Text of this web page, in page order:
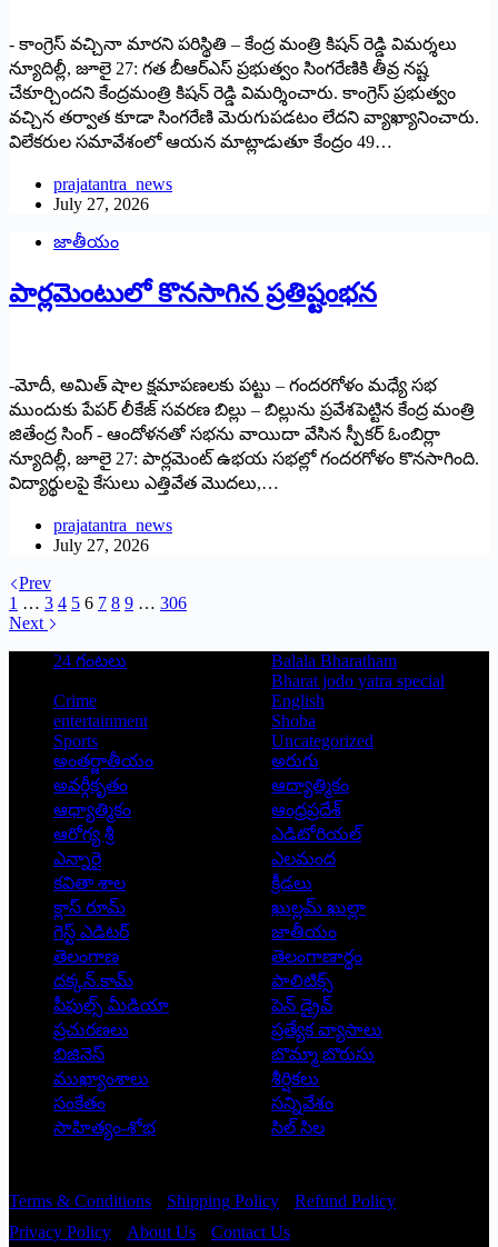
‌- కాంగ్రెస్‌ ‌వచ్చినా మారని పరిస్థితి – కేంద్ర మంత్రి కిషన్‌ ‌రెడ్డి విమర్శలు
న్యూదిల్లీ, జూలై 27: గత బీఆర్‌ఎస్‌ ‌ప్రభుత్వం సింగరేణికి తీవ్ర నష్ట
చేకూర్చిందని కేంద్రమంత్రి కిషన్‌ ‌రెడ్డి విమర్శించారు. కాంగ్రెస్‌ ‌ప్రభుత్వం
వచ్చిన తర్వాత కూడా సింగరేణి మెరుగుపడటం లేదని వ్యాఖ్యానించారు.
విలేకరుల సమావేశంలో ఆయన మాట్లాడుతూ కేంద్రం 49…
prajatantra_news
July 27, 2026
జాతీయం
పార్లమెంటులో కొనసాగిన ప్రతిష్టంభన
-మోదీ, అమిత్‌ ‌షాల క్షమాపణలకు పట్టు – గందరగోళం మధ్యే సభ
ముందుకు పేపర్‌ ‌లీకేజ్‌ ‌సవరణ బిల్లు – బిల్లును ప్రవేశపెట్టిన కేంద్ర మంత్రి
జితేంద్ర సింగ్‌ ‌- ఆందోళనతో సభను వాయిదా వేసిన స్పీకర్‌ ఓం‌బిర్లా
న్యూదిల్లీ, జూలై 27: పార్లమెంట్‌ ఉభయ సభల్లో గందరగోళం కొనసాగింది.
విద్యార్థులపై కేసులు ఎత్తివేత మొదలు,…
prajatantra_news
July 27, 2026
Prev
1 … 3 4 5 6 7 8 9 … 306
Next
24 గంటలు
Balala Bharatham
Bharat jodo yatra special
Crime
English
entertainment
Shoba
Sports
Uncategorized
అంతర్జాతీయం
అరుగు
అవర్గీకృతం
ఆద్యాత్మికం
ఆధ్యాత్మికం
ఆంధ్రప్రదేశ్
ఆరోగ్య శ్రీ
ఎడిటోరియల్
ఎన్నారై
ఎలమంద
కవితా శాల
క్రీడలు
క్లాస్ రూమ్
ఖుల్లమ్ ఖుల్లా
గెస్ట్ ఎడిటర్
జాతీయం
తెలంగాణ
తెలంగాణార్థం
దక్కన్.కామ్
పాలిటిక్స్
పీపుల్స్ ‌మీడియా
పెన్ డ్రైవ్
ప్రచురణలు
ప్రత్యేక వ్యాసాలు
బిజినెస్
బొమ్మా బొరుసు
ముఖ్యాంశాలు
శీర్షికలు
సంకేతం
సన్నివేశం
సాహిత్యం-శోభ
సిల్ సిల
Terms & Conditions Shipping Policy
Refund Policy
Privacy Policy
About Us Contact Us